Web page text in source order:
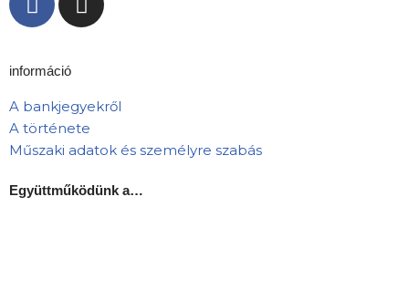
információ
A bankjegyekről
A története
Műszaki adatok és személyre szabás
Együttműködünk a…